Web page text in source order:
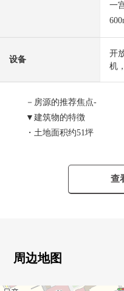
一
设备
开
机
－房源的推荐焦点-
▼建筑物的特徴
・土地面积约51坪
・三个2楼的西式房间有
・有客厅楼梯，客厅收纳
▼设备
・有浴室暖气烘干机
查
周边地图